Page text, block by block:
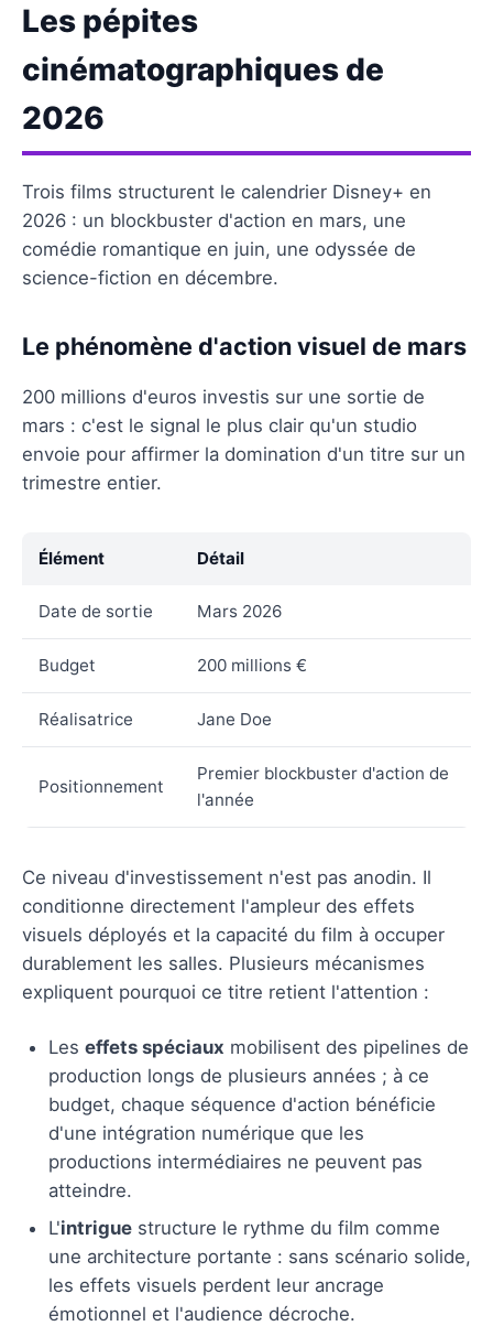
Les pépites
cinématographiques de
2026
Trois films structurent le calendrier Disney+ en
2026 : un blockbuster d'action en mars, une
comédie romantique en juin, une odyssée de
science-fiction en décembre.
Le phénomène d'action visuel de mars
200 millions d'euros investis sur une sortie de
mars : c'est le signal le plus clair qu'un studio
envoie pour affirmer la domination d'un titre sur un
trimestre entier.
Élément Détail
Date de sortie Mars 2026
Budget 200 millions €
Réalisatrice Jane Doe
Positionnement
Premier blockbuster d'action de
l'année
Ce niveau d'investissement n'est pas anodin. Il
conditionne directement l'ampleur des effets
visuels déployés et la capacité du film à occuper
durablement les salles. Plusieurs mécanismes
expliquent pourquoi ce titre retient l'attention :
Les effets spéciaux mobilisent des pipelines de
production longs de plusieurs années ; à ce
budget, chaque séquence d'action bénéficie
d'une intégration numérique que les
productions intermédiaires ne peuvent pas
atteindre.
L'intrigue structure le rythme du film comme
une architecture portante : sans scénario solide,
les effets visuels perdent leur ancrage
émotionnel et l'audience décroche.